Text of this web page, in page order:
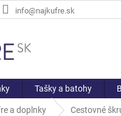
info@najkufre.sk
Tašky a batohy
a doplnky Cestovné